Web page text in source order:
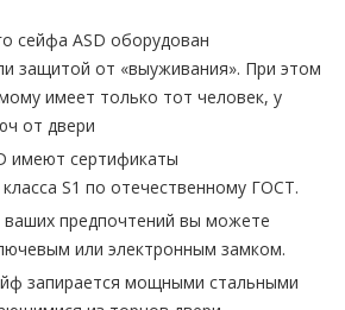
сейфа ASD оборудован
защитой от «выуживания». При этом
имеет только тот человек, у
от двери
имеют сертификаты
S1 по отечественному ГОСТ.
ваших предпочтений вы можете
или электронным замком.
запирается мощными стальными